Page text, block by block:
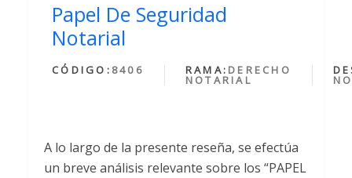
Papel De Seguridad
Notarial
CÓDIGO: 8406 RAMA: DERECHO
NOTARIAL
A lo largo de la presente reseña, se efectúa
un breve análisis relevante sobre los “PAPEL